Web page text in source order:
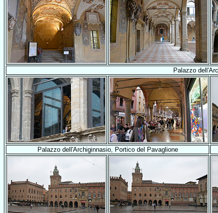
Palazzo
Palazzo dell'Archiginnasio, Portico del Pavaglione